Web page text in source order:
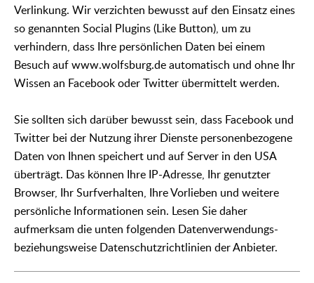
Verlinkung. Wir verzichten bewusst auf den Einsatz eines
so genannten Social Plugins (Like Button), um zu
verhindern, dass Ihre persönlichen Daten bei einem
Besuch auf www.wolfsburg.de automatisch und ohne Ihr
Wissen an Facebook oder Twitter übermittelt werden.
Sie sollten sich darüber bewusst sein, dass Facebook und
Twitter bei der Nutzung ihrer Dienste personenbezogene
Daten von Ihnen speichert und auf Server in den USA
überträgt. Das können Ihre IP-Adresse, Ihr genutzter
Browser, Ihr Surfverhalten, Ihre Vorlieben und weitere
persönliche Informationen sein. Lesen Sie daher
aufmerksam die unten folgenden Datenverwendungs-
beziehungsweise Datenschutzrichtlinien der Anbieter.